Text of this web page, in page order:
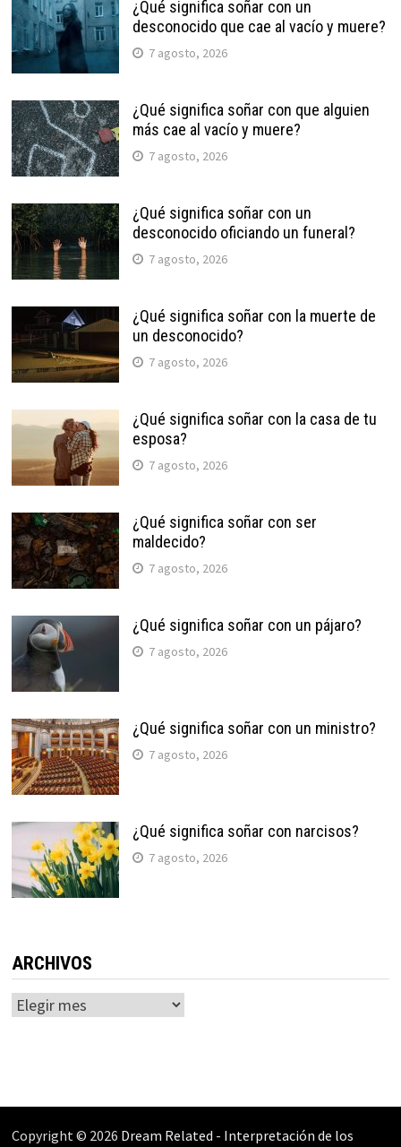
¿Qué significa soñar con un
desconocido que cae al vacío y muere?
7 agosto, 2026
¿Qué significa soñar con que alguien
más cae al vacío y muere?
7 agosto, 2026
¿Qué significa soñar con un
desconocido oficiando un funeral?
7 agosto, 2026
¿Qué significa soñar con la muerte de
un desconocido?
7 agosto, 2026
¿Qué significa soñar con la casa de tu
esposa?
7 agosto, 2026
¿Qué significa soñar con ser
maldecido?
7 agosto, 2026
¿Qué significa soñar con un pájaro?
7 agosto, 2026
¿Qué significa soñar con un ministro?
7 agosto, 2026
¿Qué significa soñar con narcisos?
7 agosto, 2026
ARCHIVOS
Archivos
Copyright © 2026 Dream Related - Interpretación de los